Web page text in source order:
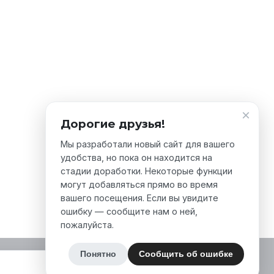
×
Дорогие друзья!
Мы разработали новый сайт для вашего
удобства, но пока он находится на
стадии доработки. Некоторые функции
могут добавляться прямо во время
вашего посещения. Если вы увидите
ошибку — сообщите нам о ней,
пожалуйста.
Понятно Сообщить об ошибке